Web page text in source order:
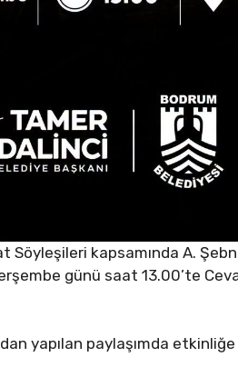
kapsamında A.
günü saat 13.00’te
yapılan paylaşımda